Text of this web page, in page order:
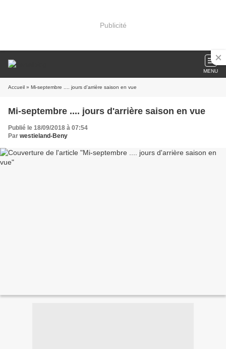
Publicité
MENU
Accueil » Mi-septembre .... jours d'arrière saison en vue
Mi-septembre .... jours d'arrière saison en vue
Publié le 18/09/2018 à 07:54
Par westieland-Beny